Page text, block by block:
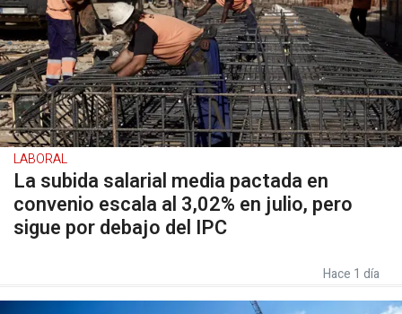
LABORAL
La subida salarial media pactada en
convenio escala al 3,02% en julio, pero
sigue por debajo del IPC
Hace 1 día